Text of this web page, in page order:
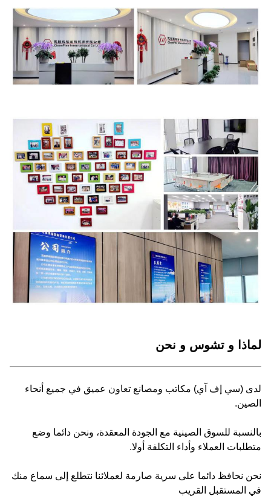
لماذا و تشوس و نحن
لدى (سي إف آي) مكاتب ومصانع تعاون عميق في جميع أنحاء
الصين.
بالنسبة للسوق الصينية مع الجودة المعقدة، ونحن دائما وضع
متطلبات العملاء وأداء التكلفة أولا.
نحن نحافظ دائما على سرية صارمة لعملائنا نتطلع إلى سماع منك
في المستقبل القريب